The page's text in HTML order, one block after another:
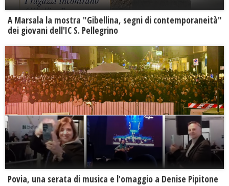
A Marsala la mostra "Gibellina, segni di contemporaneità"
dei giovani dell'IC S. Pellegrino
Povia, una serata di musica e l'omaggio a Denise Pipitone